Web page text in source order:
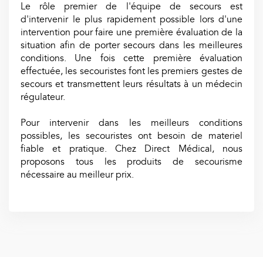
Le rôle premier de l'équipe de secours est
d'intervenir le plus rapidement possible lors d'une
intervention pour faire une première évaluation de la
situation afin de porter secours dans les meilleures
conditions. Une fois cette première évaluation
effectuée, les secouristes font les premiers gestes de
secours et transmettent leurs résultats à un médecin
régulateur.
Pour intervenir dans les meilleurs conditions
possibles, les secouristes ont besoin de materiel
fiable et pratique. Chez Direct Médical, nous
proposons tous les produits de secourisme
nécessaire au meilleur prix.